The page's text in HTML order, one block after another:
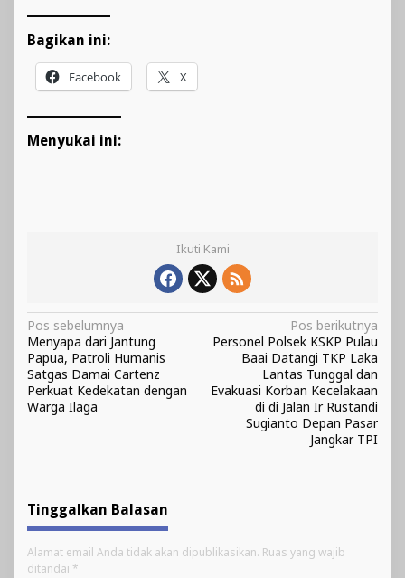
Bagikan ini:
Facebook X
Menyukai ini:
Ikuti Kami
Navigasi
pos
Pos sebelumnya
Menyapa dari Jantung
Papua, Patroli Humanis
Satgas Damai Cartenz
Perkuat Kedekatan dengan
Warga Ilaga
Pos berikutnya
Personel Polsek KSKP Pulau
Baai Datangi TKP Laka
Lantas Tunggal dan
Evakuasi Korban Kecelakaan
di di Jalan Ir Rustandi
Sugianto Depan Pasar
Jangkar TPI
Tinggalkan Balasan
Alamat email Anda tidak akan dipublikasikan. Ruas yang wajib
ditandai *